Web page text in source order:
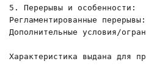
5. Перерывы и особенности:
Регламентированные
Дополнительные условия/
Характеристика выдана для